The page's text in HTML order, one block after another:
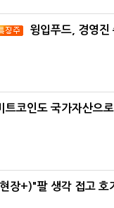
윙입푸드, 경영진
트코인도 국가자산으
장+)"팔 생각 접고 호